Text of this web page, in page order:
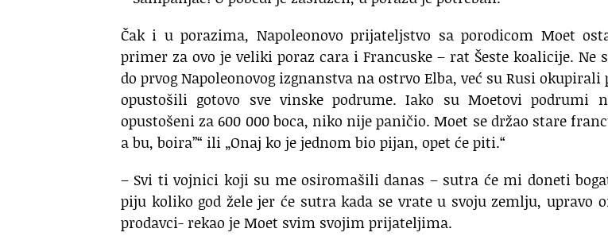
Čak i u porazima, Napoleonovo prijateljstvo sa porodicom Moet
primer za ovo je veliki poraz cara i Francuske – rat Šeste koalicije. Ne
do prvog Napoleonovog izgnanstva na ostrvo Elba, već su Rusi okupirali
opustošili gotovo sve vinske podrume. Iako su Moetovi podrumi
opustošeni za 600 000 boca, niko nije paničio. Moet se držao stare
a bu, boira”“ ili „Onaj ko je jednom bio pijan, opet će piti.“
– Svi ti vojnici koji su me osiromašili danas – sutra će mi doneti
piju koliko god žele jer će sutra kada se vrate u svoju zemlju,
prodavci- rekao je Moet svim svojim prijateljima.